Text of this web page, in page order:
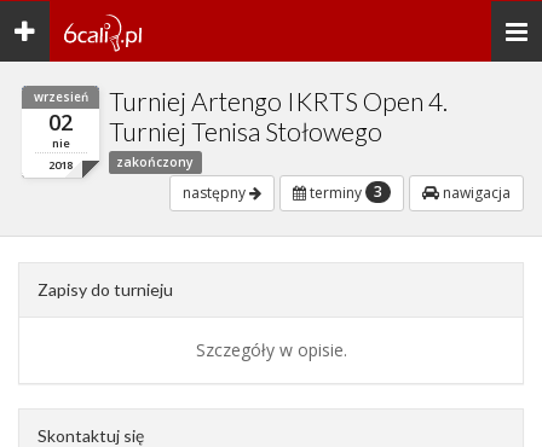
Toggle
navigation
wrzesień
02
nie
2018
Turniej Artengo IKRTS Open 4.
Turniej Tenisa Stołowego
zakończony
następny terminy 3 nawigacja
Zapisy do turnieju
Szczegóły w opisie.
Skontaktuj się